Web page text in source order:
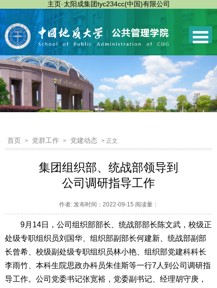
主页·太阳成集团tyc234cc(中国)有限公司
首页 > 党群工作 > 党建动态 > 正文
集团组织部、统战部领导到
公司调研指导工作
作者: 发布时间：2022-09-15 阅读量：
9月14日，公司组织部部长、统战部部长陈文武，校级正
处级专职组织员刘国华、组织部副部长何建新、统战部副部
长曾希、校级副处级专职组织员林小艳、组织部党建科科长
李雨竹、本科生院思政办科员朱佳斯等一行7人到公司调研指
导工作。公司党委书记张宽裕，党委副书记、经理胡守庚，